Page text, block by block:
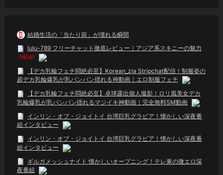
結婚生活の「当たり前」が壊れる瞬間
lulu-789 フリーチャット徹底レビュー｜アジア系スキニーの魅力
NEW!
【デカ乳輪フェチ悶絶必至】Korean_zia Stripchat配信！制服姿の
超デカ乳輪爆乳が乳パンパン揺れる神動画｜エロ制服フェチ
【デカ乳輪フェチ悶絶必至】卓球露出個人撮影！ロリ風美女デカ
乳輪爆乳が乳パンパン揺れるマジイキ神動画｜完全無料SM動画
インリン・オブ・ジョイトイ 台湾巨乳グラビア！懐かしい深夜番
組インタビュー
インリン・オブ・ジョイトイ 台湾巨乳グラビア！懐かしい深夜番
組インタビュー
ギルガメッシュナイト 懐かしいオープニング！テレ東の微エロ深
夜番組